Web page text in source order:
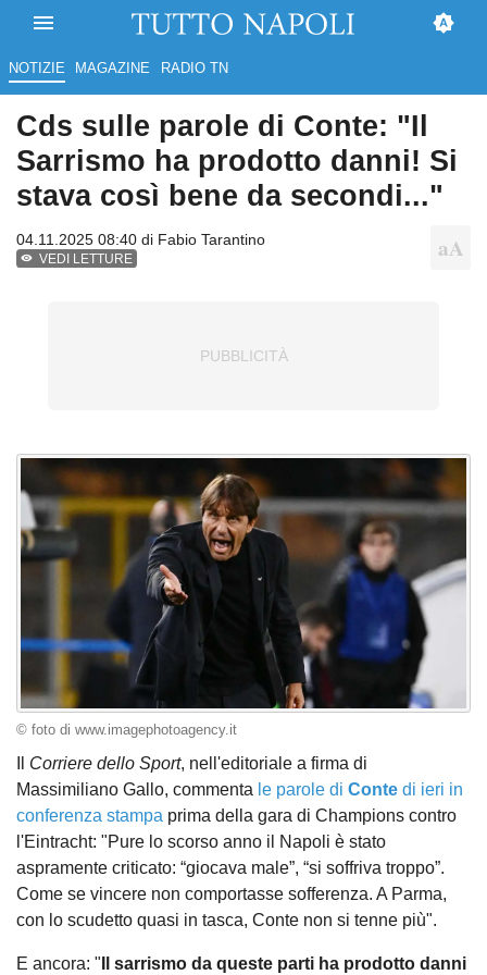
NOTIZIE MAGAZINE RADIO TN
Cds sulle parole di Conte: "Il
Sarrismo ha prodotto danni! Si
stava così bene da secondi..."
04.11.2025 08:40 di Fabio Tarantino
VEDI LETTURE
© foto di www.imagephotoagency.it
Corriere dello Sport, nell'editoriale a firma di
Massimiliano Gallo, commenta le parole di Conte di ieri in
conferenza stampa prima della gara di Champions contro
l'Eintracht: "Pure lo scorso anno il Napoli è stato
aspramente criticato: “giocava male”, “si soffriva troppo”.
Come se vincere non comportasse sofferenza. A Parma,
con lo scudetto quasi in tasca, Conte non si tenne più".
E ancora: " Il sarrismo da queste parti ha prodotto danni